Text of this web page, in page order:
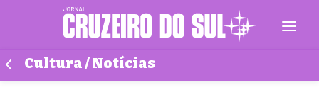
Cultura / Notícias